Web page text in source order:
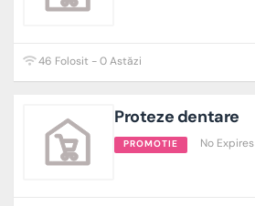
46 Folosit - 0 Astăzi
Proteze dentare
PROMOTIE No Expires